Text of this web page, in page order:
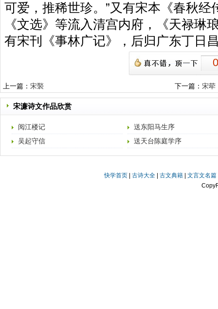
可爱，推稀世珍。”又有宋本《春秋经
《文选》等流入清宫内府，《天禄琳
有宋刊《事林广记》，后归广东丁日
上一篇： 宋褧 下一篇：宋荦
宋濂诗文作品欣赏
阅江楼记
送东阳马生序
吴起守信
送天台陈庭学序
快学首页 |古诗大全 |古文典籍 |文言文名篇